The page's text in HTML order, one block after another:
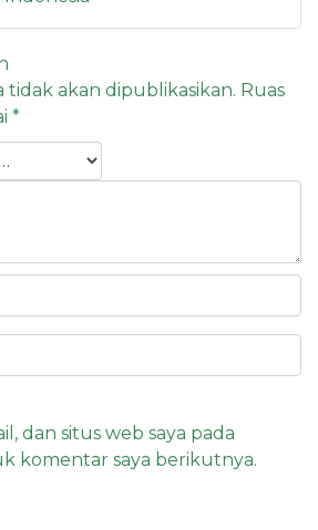
tidak akan dipublikasikan. Ruas
*
dan situs web saya pada
komentar saya berikutnya.